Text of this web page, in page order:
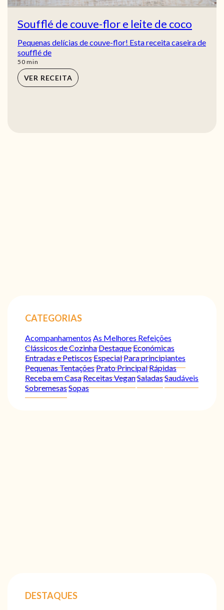
Soufflé de couve-flor e leite de coco
Pequenas delícias de couve-flor! Esta receita caseira de
soufflé de
50min
min
VER RECEITA
CATEGORIAS
Acompanhamentos As Melhores Refeições
Clássicos de CozinhaDestaqueEconómicas
Entradas e PetiscosEspecialPara principiantes
Pequenas TentaçõesPrato PrincipalRápidas
Receba em CasaReceitas VeganSaladasSaudáveis
SobremesasSopas
DESTAQUES